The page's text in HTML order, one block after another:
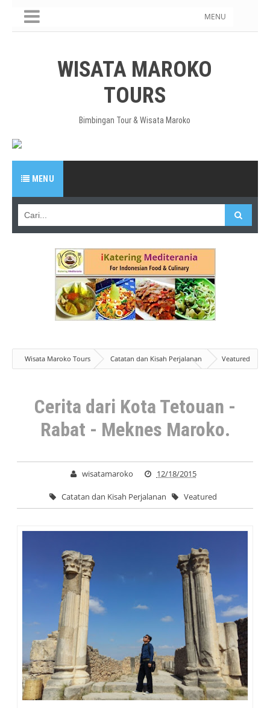
MENU
WISATA MAROKO
TOURS
Bimbingan Tour & Wisata Maroko
MENU
Wisata Maroko Tours Catatan dan Kisah Perjalanan
Veatured
Cerita dari Kota Tetouan - Rabat - Meknes Maroko.
Cerita dari Kota Tetouan -
Rabat - Meknes Maroko.
wisatamaroko 12/18/2015
Catatan dan Kisah Perjalanan Veatured